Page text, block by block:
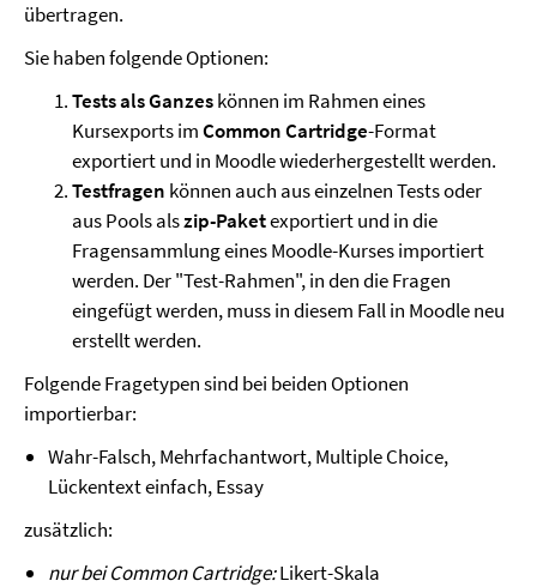
übertragen.
Sie haben folgende Optionen:
Tests als Ganzeskönnen im Rahmen eines
Kursexports imCommon Cartridge-Format
exportiert und in Moodle wiederhergestellt werden.
Testfragen können auch aus einzelnen Tests oder
aus Pools alszip-Paketexportiert und in die
Fragensammlung eines Moodle-Kurses importiert
werden. Der "Test-Rahmen", in den die Fragen
eingefügt werden, muss in diesem Fall in Moodle neu
erstellt werden.
Folgende Fragetypen sind bei beiden Optionen
importierbar:
Wahr-Falsch, Mehrfachantwort, Multiple Choice,
Lückentext einfach, Essay
zusätzlich:
nur bei Common Cartridge:Likert-Skala